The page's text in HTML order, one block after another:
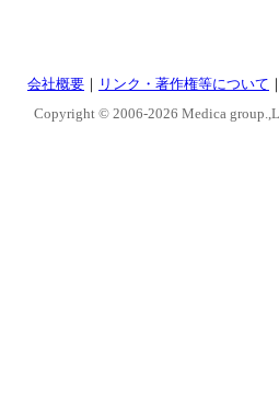
会社概要 ｜ リンク・著作権等について
Copyright © 2006-2026 Medica